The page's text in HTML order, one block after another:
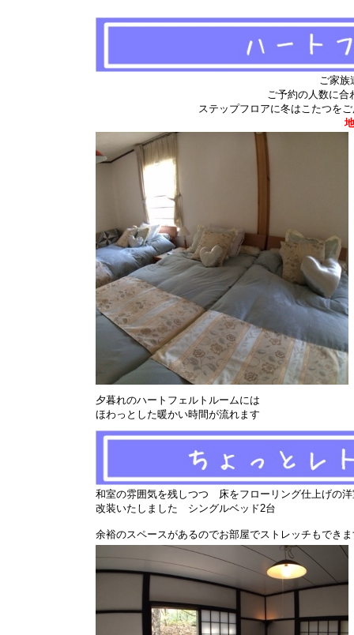
ご家族
ご予約の人数に合
ステップフロアに冬はこたつを
夕暮れのハートフェルトルームには
ほわっとした暖かい時間が流れます
和室の雰囲気を残しつつ 床をフローリング仕上げの洋
改装いたしました シングルベッド2台
余裕のスペースがあるのでお部屋でストレッチもでき